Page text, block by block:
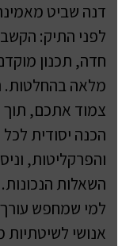
דנה שביט
לפני התיק:
חדה, תכנון
מלאה בהחלטות.
צמוד אתכם, תוך
הכנה יסודית
והפרקליטות,
השאלות
למי שמחפש עורך
אנושי לשיטתיות